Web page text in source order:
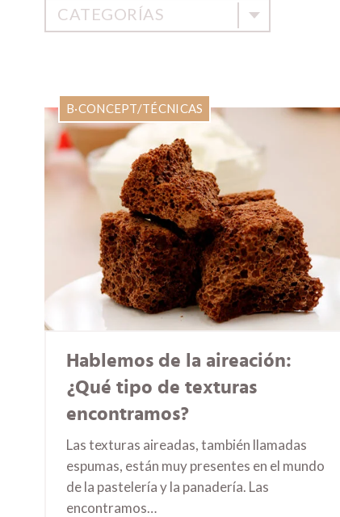
CATEGORÍAS
B·CONCEPT/TÉCNICAS
Hablemos de la aireación:
¿Qué tipo de texturas
encontramos?
Las texturas aireadas, también llamadas
espumas, están muy presentes en el mundo
de la pastelería y la panadería. Las
encontramos…